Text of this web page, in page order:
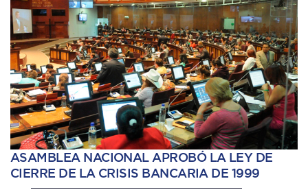
ASAMBLEA NACIONAL APROBÓ LA LEY DE
CIERRE DE LA CRISIS BANCARIA DE 1999